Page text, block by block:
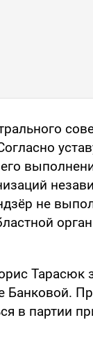
не
Тарасюк
Банковой.
в партии